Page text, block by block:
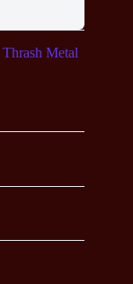
Thrash Metal